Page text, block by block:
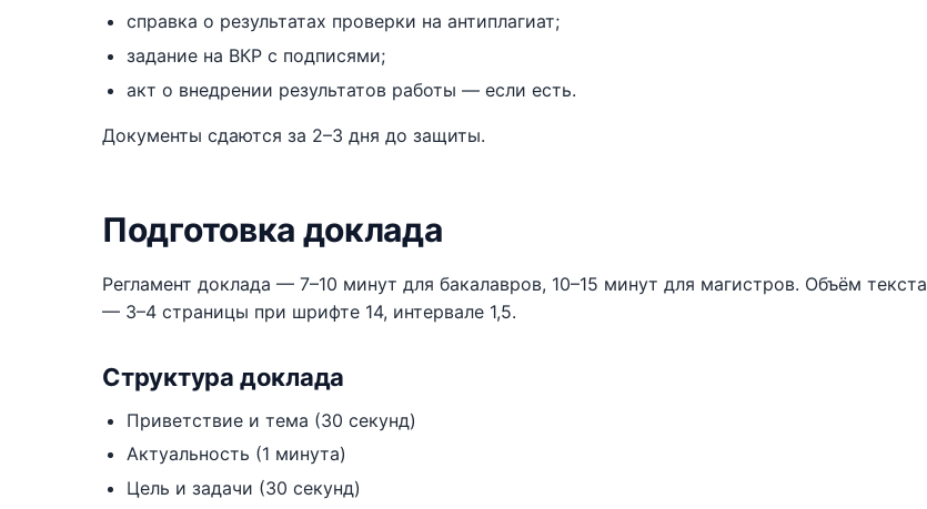
справка о результатах проверки на антиплагиат;
задание на ВКР с подписями;
акт о внедрении результатов работы — если есть.
Документы сдаются за 2–3 дня до защиты.
Подготовка доклада
Регламент доклада — 7–10 минут для бакалавров, 10–15 минут для магистров. Объём текста
— 3–4 страницы при шрифте 14, интервале 1,5.
Структура доклада
Приветствие и тема (30 секунд)
Актуальность (1 минута)
Цель и задачи (30 секунд)